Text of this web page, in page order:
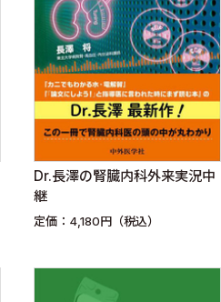
Dr.長澤の腎臓内科外来実況中
継
定価：4,180円（税込）